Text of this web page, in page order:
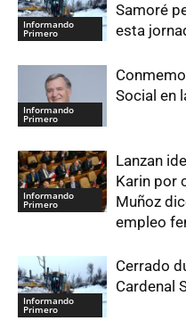
Informando
Primero
Samoré
esta
Informando
Primero
Social en
Informando
Primero
Lanzan
Karin por
Muñoz
empleo
Informando
Primero
Cerrado
Cardenal